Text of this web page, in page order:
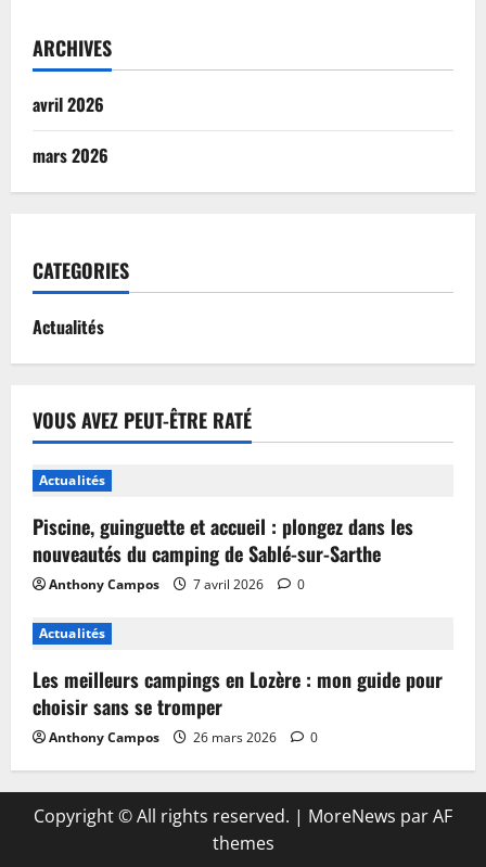
ARCHIVES
avril 2026
mars 2026
CATEGORIES
Actualités
VOUS AVEZ PEUT-ÊTRE RATÉ
Actualités
Piscine, guinguette et accueil : plongez dans les
nouveautés du camping de Sablé-sur-Sarthe
Anthony Campos 7 avril 2026 0
Actualités
Les meilleurs campings en Lozère : mon guide pour
choisir sans se tromper
Anthony Campos 26 mars 2026 0
Copyright © All rights reserved. | MoreNews par AF
themes